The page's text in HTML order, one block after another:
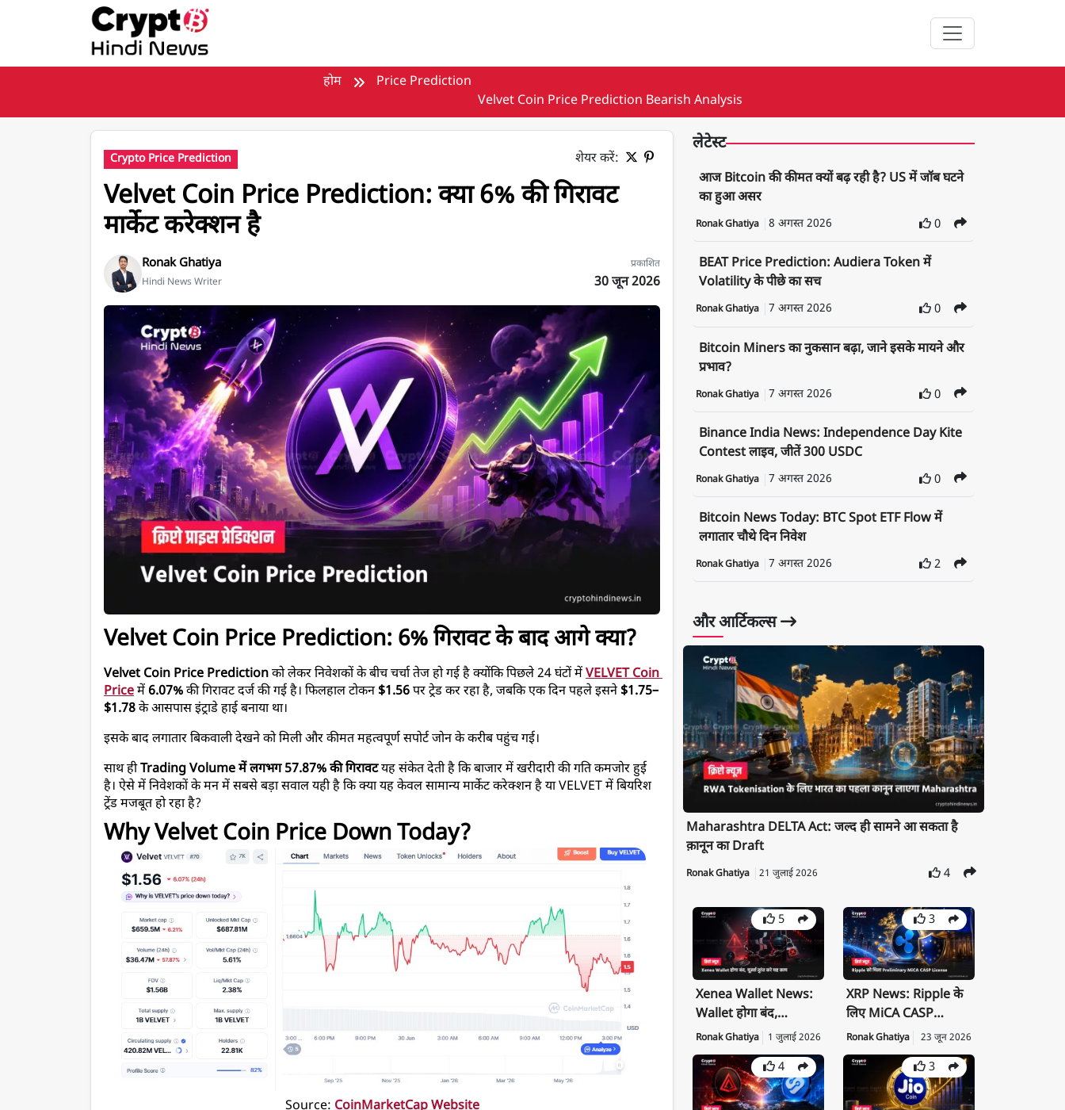
होम
Price Prediction
Velvet Coin Price Prediction Bearish Analysis
Crypto Price Prediction शेयर करें:
Velvet Coin Price Prediction: क्या 6% की गिरावट
मार्केट करेक्शन है
Ronak Ghatiya
Hindi News Writer
प्रकाशित
30 जून 2026
Velvet Coin Price Prediction
Velvet Coin Price Prediction: 6% गिरावट के बाद आगे क्या?
Velvet Coin Price Prediction को लेकर निवेशकों के बीच चर्चा तेज हो गई है क्योंकि पिछले 24 घंटों में VELVET Coin
Price में 6.07% की गिरावट दर्ज की गई है। फिलहाल टोकन $1.56 पर ट्रेड कर रहा है, जबकि एक दिन पहले इसने $1.75–
$1.78 के आसपास इंट्राडे हाई बनाया था।
इसके बाद लगातार बिकवाली देखने को मिली और कीमत महत्वपूर्ण सपोर्ट जोन के करीब पहुंच गई।
साथ ही Trading Volume में लगभग 57.87% की गिरावट यह संकेत देती है कि बाजार में खरीदारी की गति कमजोर हुई
है। ऐसे में निवेशकों के मन में सबसे बड़ा सवाल यही है कि क्या यह केवल सामान्य मार्केट करेक्शन है या VELVET में बियरिश
ट्रेंड मजबूत हो रहा है?
Why Velvet Coin Price Down Today?
Source: CoinMarketCap Website
लेटेस्ट
आज Bitcoin की कीमत क्यों बढ़ रही है? US में जॉब घटने
का हुआ असर
Ronak Ghatiya 8 अगस्त 2026 0
BEAT Price Prediction: Audiera Token में
Volatility के पीछे का सच
Ronak Ghatiya 7 अगस्त 2026 0
Bitcoin Miners का नुकसान बढ़ा, जाने इसके मायने और
प्रभाव?
Ronak Ghatiya 7 अगस्त 2026 0
Binance India News: Independence Day Kite
Contest लाइव, जीतें 300 USDC
Ronak Ghatiya 7 अगस्त 2026 0
Bitcoin News Today: BTC Spot ETF Flow में
लगातार चौथे दिन निवेश
Ronak Ghatiya 7 अगस्त 2026 2
और आर्टिकल्स
Maharashtra DELTA Act: जल्द ही सामने आ सकता है
क़ानून का Draft
Ronak Ghatiya 21 जुलाई 2026 4
5
Xenea Wallet News:
Wallet होगा बंद,
Private Key तुरंत करें
Export
Ronak Ghatiya 1 जुलाई 2026
3
XRP News: Ripple के
लिए MiCA CASP
License क्यों है बड़ी
उपलब्धि
Ronak Ghatiya 23 जून 2026
4 3